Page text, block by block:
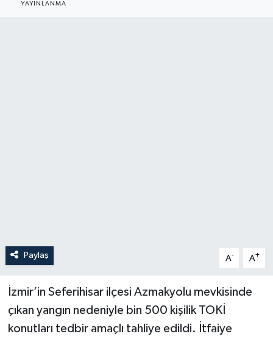
YAYINLANMA
Paylaş A- A+
İzmir’in Seferihisar ilçesi Azmakyolu mevkisinde
çıkan yangın nedeniyle bin 500 kişilik TOKİ
konutları tedbir amaçlı tahliye edildi. İtfaiye